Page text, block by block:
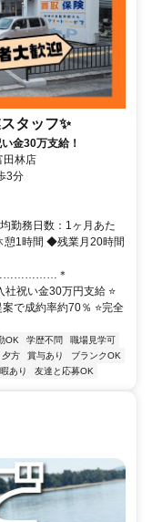
タッフ✨
金30万支給！
林店
3分
勤務日数：1ヶ月あた
憩1時間 ◆残業月20時間
…………………＊
祝い金30万円支給 ⭐
で成約率約70％ ⭐完全
OK 学歴不問
職場見学可
夕方 賞与あり
ブランクOK
あり 友達と応募OK